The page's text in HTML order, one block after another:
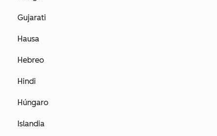
Gujarati
Hausa
Hebreo
Hindi
Húngaro
Islandia